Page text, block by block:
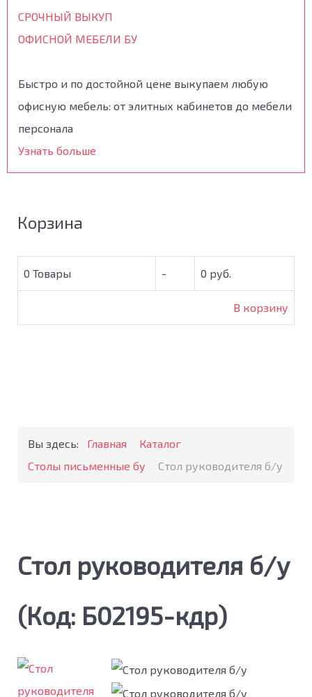
СРОЧНЫЙ ВЫКУП
ОФИСНОЙ МЕБЕЛИ БУ
Быстро и по достойной цене выкупаем любую
офисную мебель: от элитных кабинетов до мебели
персонала
Узнать больше
Корзина
0 Товары - 0 руб.
В корзину
Вы здесь: Главная
Каталог
Столы письменные бу
Стол руководителя б/у
Стол руководителя б/у
(Код: Б02195-кдр)